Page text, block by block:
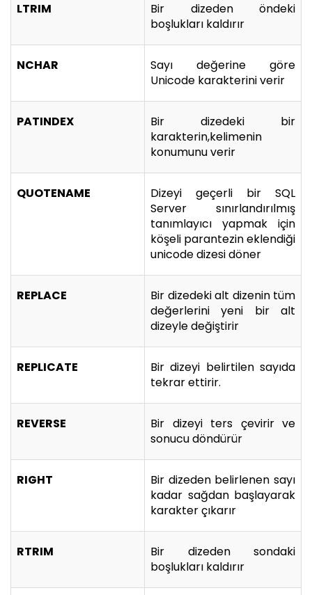
LTRIM
Bir dizeden öndeki
boşlukları kaldırır
NCHAR
Sayı değerine göre
Unicode karakterini verir
PATINDEX
Bir dizedeki bir
karakterin,kelimenin
konumunu verir
QUOTENAME
Dizeyi geçerli bir SQL
Server sınırlandırılmış
tanımlayıcı yapmak için
köşeli parantezin eklendiği
unicode dizesi döner
REPLACE
Bir dizedeki alt dizenin tüm
değerlerini yeni bir alt
dizeyle değiştirir
REPLICATE
Bir dizeyi belirtilen sayıda
tekrar ettirir.
REVERSE
Bir dizeyi ters çevirir ve
sonucu döndürür
RIGHT
Bir dizeden belirlenen sayı
kadar sağdan başlayarak
karakter çıkarır
RTRIM
Bir dizeden sondaki
boşlukları kaldırır